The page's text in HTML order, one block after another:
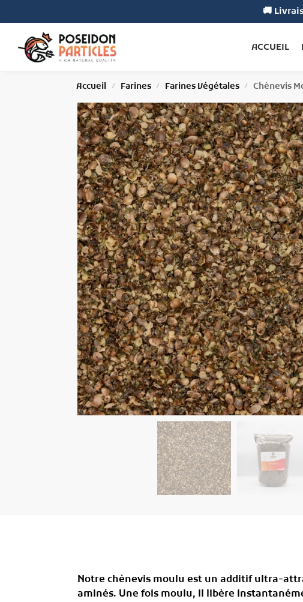
🚚
ACCUEIL
Accueil / Farines / Farines Végétales / Chènevis
Notre chènevis moulu est un additif ultra-
aminés. Une fois moulu, il libère